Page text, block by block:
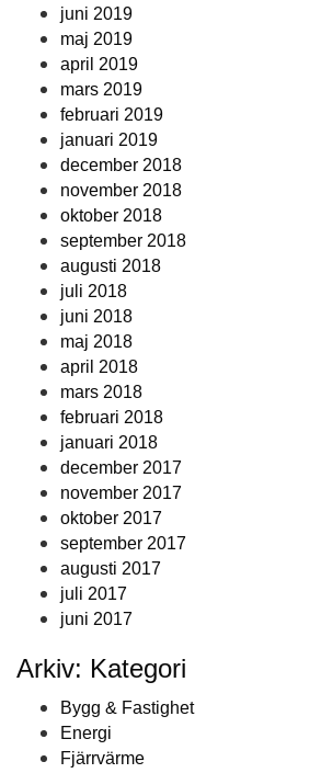
juni 2019
maj 2019
april 2019
mars 2019
februari 2019
januari 2019
december 2018
november 2018
oktober 2018
september 2018
augusti 2018
juli 2018
juni 2018
maj 2018
april 2018
mars 2018
februari 2018
januari 2018
december 2017
november 2017
oktober 2017
september 2017
augusti 2017
juli 2017
juni 2017
Arkiv: Kategori
Bygg & Fastighet
Energi
Fjärrvärme